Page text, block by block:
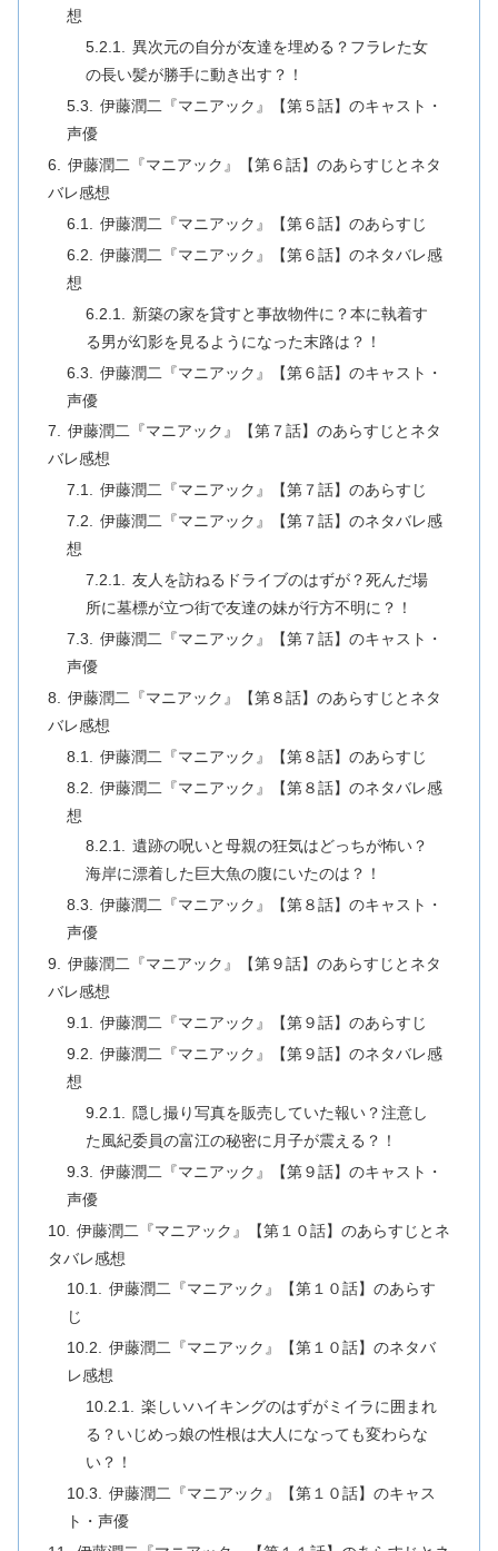
想
異次元の自分が友達を埋める？フラレた女
の長い髪が勝手に動き出す？！
伊藤潤二『マニアック』【第５話】のキャスト・
声優
伊藤潤二『マニアック』【第６話】のあらすじとネタ
バレ感想
伊藤潤二『マニアック』【第６話】のあらすじ
伊藤潤二『マニアック』【第６話】のネタバレ感
想
新築の家を貸すと事故物件に？本に執着す
る男が幻影を見るようになった末路は？！
伊藤潤二『マニアック』【第６話】のキャスト・
声優
伊藤潤二『マニアック』【第７話】のあらすじとネタ
バレ感想
伊藤潤二『マニアック』【第７話】のあらすじ
伊藤潤二『マニアック』【第７話】のネタバレ感
想
友人を訪ねるドライブのはずが？死んだ場
所に墓標が立つ街で友達の妹が行方不明に？！
伊藤潤二『マニアック』【第７話】のキャスト・
声優
伊藤潤二『マニアック』【第８話】のあらすじとネタ
バレ感想
伊藤潤二『マニアック』【第８話】のあらすじ
伊藤潤二『マニアック』【第８話】のネタバレ感
想
遺跡の呪いと母親の狂気はどっちが怖い？
海岸に漂着した巨大魚の腹にいたのは？！
伊藤潤二『マニアック』【第８話】のキャスト・
声優
伊藤潤二『マニアック』【第９話】のあらすじとネタ
バレ感想
伊藤潤二『マニアック』【第９話】のあらすじ
伊藤潤二『マニアック』【第９話】のネタバレ感
想
隠し撮り写真を販売していた報い？注意し
た風紀委員の富江の秘密に月子が震える？！
伊藤潤二『マニアック』【第９話】のキャスト・
声優
伊藤潤二『マニアック』【第１０話】のあらすじとネ
タバレ感想
伊藤潤二『マニアック』【第１０話】のあらす
じ
伊藤潤二『マニアック』【第１０話】のネタバ
レ感想
楽しいハイキングのはずがミイラに囲まれ
る？いじめっ娘の性根は大人になっても変わらな
い？！
伊藤潤二『マニアック』【第１０話】のキャス
ト・声優